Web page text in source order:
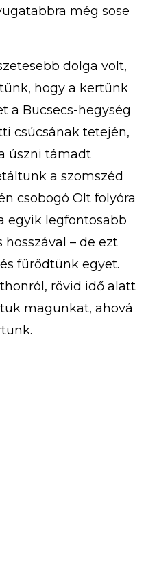
még sose
dolga volt,
hogy a kertünk
a Bucsecs-hegység
csúcsának tetején,
úszni támadt
a szomszéd
csobogó Olt folyóra
egyik legfontosabb
hosszával – de ezt
fürödtünk egyet.
rövid idő alatt
magunkat, ahová